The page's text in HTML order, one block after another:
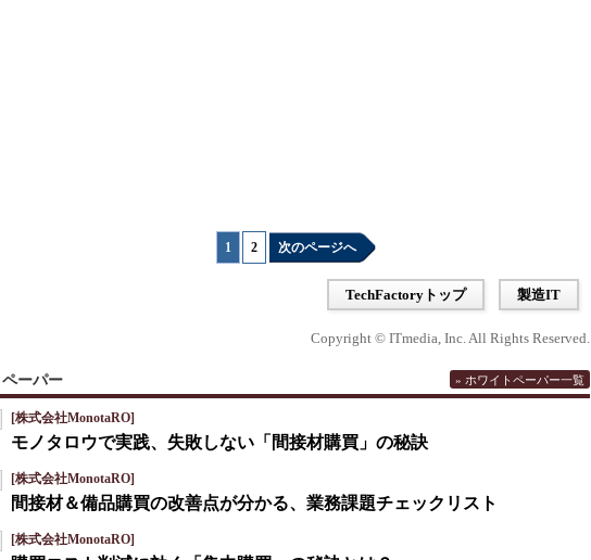
1 2 次のページへ
TechFactoryトップ 製造IT
Copyright © ITmedia, Inc. All Rights Reserved.
ーパー » ホワイトペーパー一覧
[株式会社MonotaRO]
モノタロウで実践、失敗しない「間接材購買」の秘訣
[株式会社MonotaRO]
間接材＆備品購買の改善点が分かる、業務課題チェックリスト
[株式会社MonotaRO]